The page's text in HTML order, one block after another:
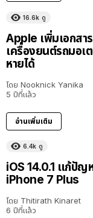
16.6k ดู
Apple เพิ่มเอกสา
เครื่องยนต์รถมอเ
หายได้
โดย Nooknick Yanika
5 ปีที่แล้ว
อ่านเพิ่มเติม
6.4k ดู
iOS 14.0.1 แก้ปัญ
iPhone 7 Plus
โดย Thitirath Kinaret
6 ปีที่แล้ว